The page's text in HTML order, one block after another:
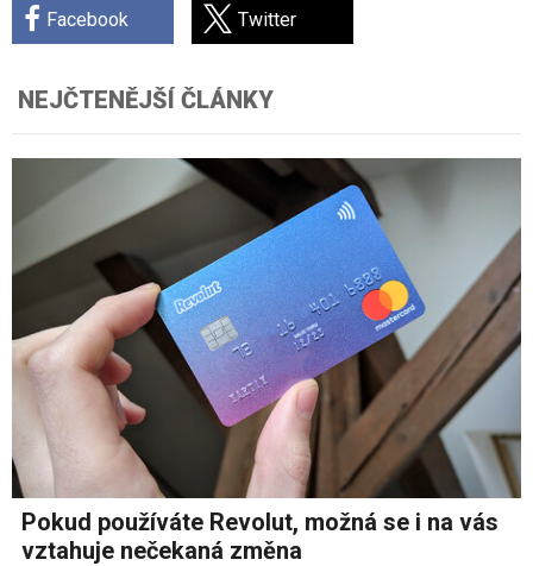
Facebook Twitter
NEJČTENĚJŠÍ ČLÁNKY
Pokud používáte Revolut, možná se i na vás
vztahuje nečekaná změna